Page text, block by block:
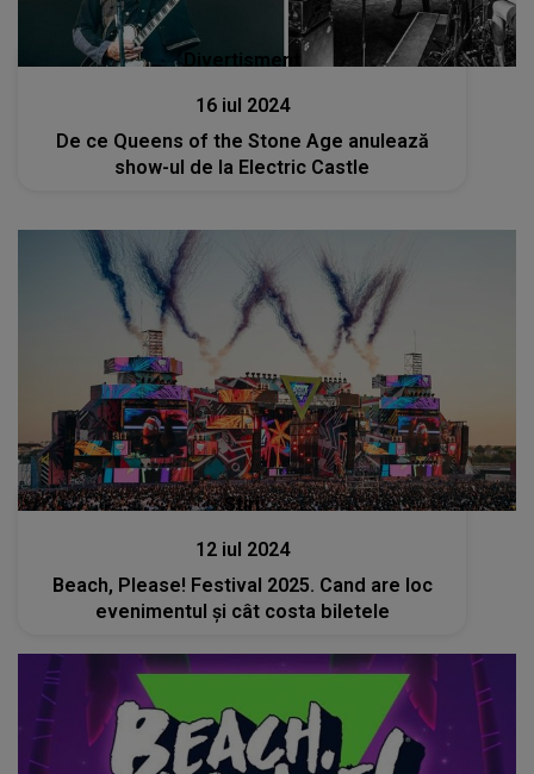
Divertisment
16 iul 2024
De ce Queens of the Stone Age anulează
show-ul de la Electric Castle
Stiri
12 iul 2024
Beach, Please! Festival 2025. Cand are loc
evenimentul și cât costa biletele